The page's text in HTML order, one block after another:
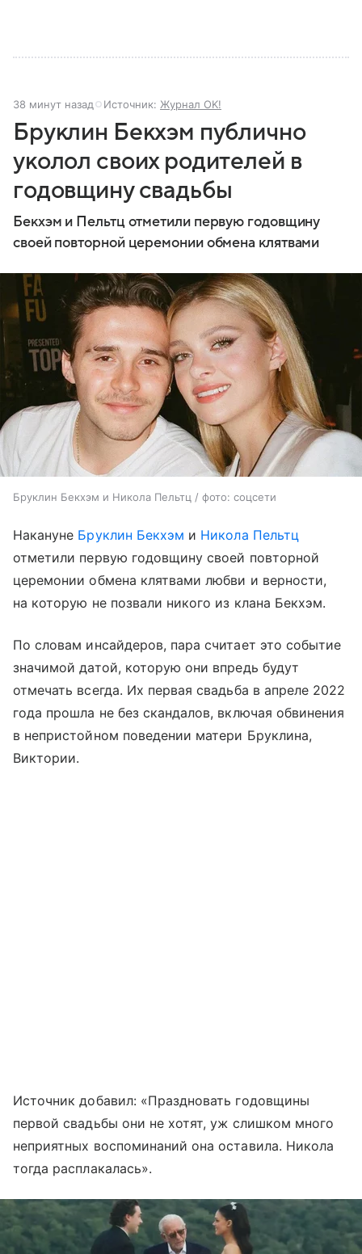
38 минут назад Источник: Журнал OK!
Бруклин Бекхэм публично
уколол своих родителей в
годовщину свадьбы
Бекхэм и Пельтц отметили первую годовщину
своей повторной церемонии обмена клятвами
Бруклин Бекхэм и Никола Пельтц / фото: соцсети
Накануне Бруклин Бекхэм и Никола Пельтц
отметили первую годовщину своей повторной
церемонии обмена клятвами любви и верности,
на которую не позвали никого из клана Бекхэм.
По словам инсайдеров, пара считает это событие
значимой датой, которую они впредь будут
отмечать всегда. Их первая свадьба в апреле 2022
года прошла не без скандалов, включая обвинения
в непристойном поведении матери Бруклина,
Виктории.
Источник добавил: «Праздновать годовщины
первой свадьбы они не хотят, уж слишком много
неприятных воспоминаний она оставила. Никола
тогда расплакалась».